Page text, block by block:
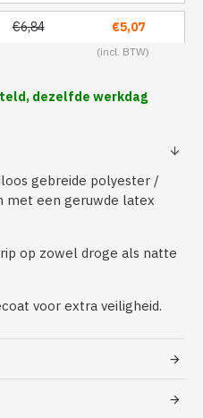
dezelfde werkdag
€6,84 €5,07
gebreide polyester /
met een geruwde latex
op zowel droge als natte
voor extra veiligheid.